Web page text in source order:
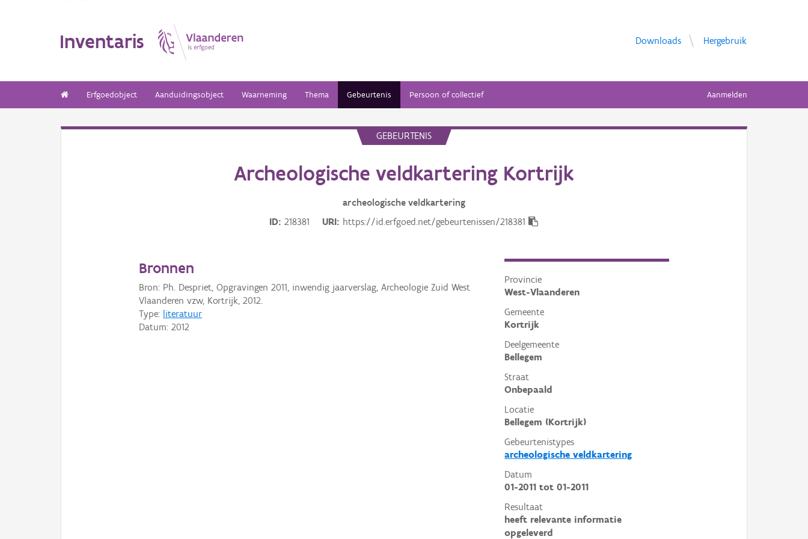
Inventaris Downloads Hergebruik
Erfgoedobject Aanduidingsobject Waarneming Thema Gebeurtenis Persoon of collectief Aanmelden
GEBEURTENIS
Archeologische veldkartering Kortrijk
archeologische veldkartering
ID
218381 URI https://id.erfgoed.net/gebeurtenissen/218381
Provincie
West-Vlaanderen
Gemeente
Kortrijk
Deelgemeente
Bellegem
Straat
Onbepaald
Locatie
Bellegem (Kortrijk)
Gebeurtenistypes
archeologische veldkartering
Datum
01-2011tot 01-2011
Resultaat
heeft relevante informatie
opgeleverd
Bronnen
Bron: Ph. Despriet, Opgravingen 2011, inwendig jaarverslag, Archeologie Zuid West
Vlaanderen vzw, Kortrijk, 2012.
Type: literatuur
Datum:2012